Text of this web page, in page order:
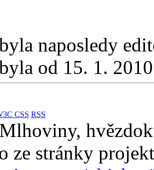
naposledy
od 15. 1.
CSS RSS
Mlhoviny,
ze stránky